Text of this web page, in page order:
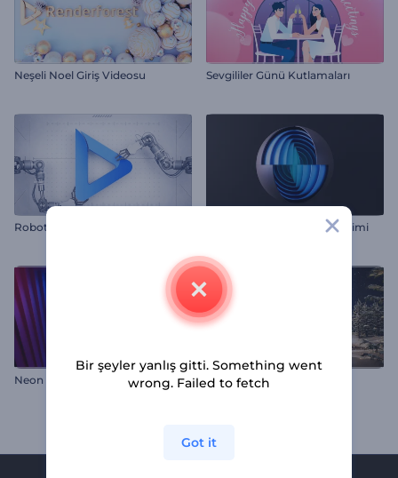
Neşeli Noel Giriş Videosu Sevgililer Günü Kutlamaları
Robotik Kol Logosu Tanıtımı Katmanlı Küre Logo Gösterimi
Neon Gizemi Logo Gösterimi Noel Gecesi Mucizesi Intro
Bir şeyler yanlış gitti. Something went
wrong. Failed to fetch
Got it